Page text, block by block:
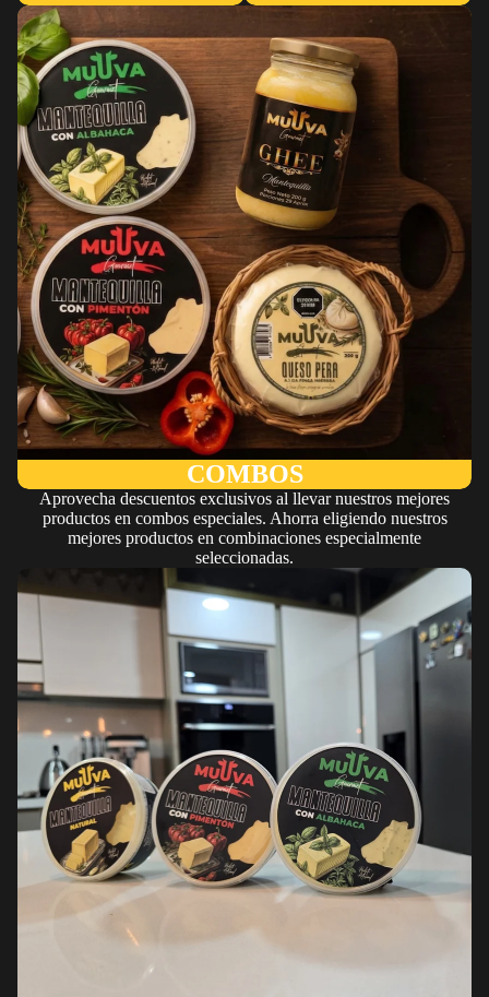
COMBOS
Aprovecha descuentos exclusivos al llevar nuestros mejores
productos en combos especiales. Ahorra eligiendo nuestros
mejores productos en combinaciones especialmente
seleccionadas.